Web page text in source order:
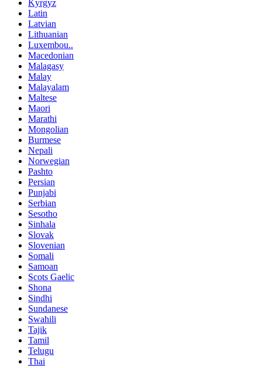
Kyrgyz
Latin
Latvian
Lithuanian
Luxembou..
Macedonian
Malagasy
Malay
Malayalam
Maltese
Maori
Marathi
Mongolian
Burmese
Nepali
Norwegian
Pashto
Persian
Punjabi
Serbian
Sesotho
Sinhala
Slovak
Slovenian
Somali
Samoan
Scots Gaelic
Shona
Sindhi
Sundanese
Swahili
Tajik
Tamil
Telugu
Thai